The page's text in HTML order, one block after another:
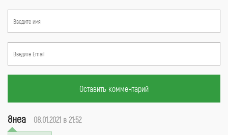
Оставить комментарий
8неа 08.01.2021 в 21:52